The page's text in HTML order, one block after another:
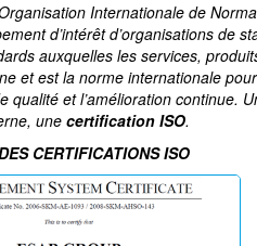
Internationale de
d’intérêt d’organisations de
auxquelles les services,
et est la norme internationale
qualité et l’amélioration continue.
une certification ISO.
CERTIFICATIONS ISO